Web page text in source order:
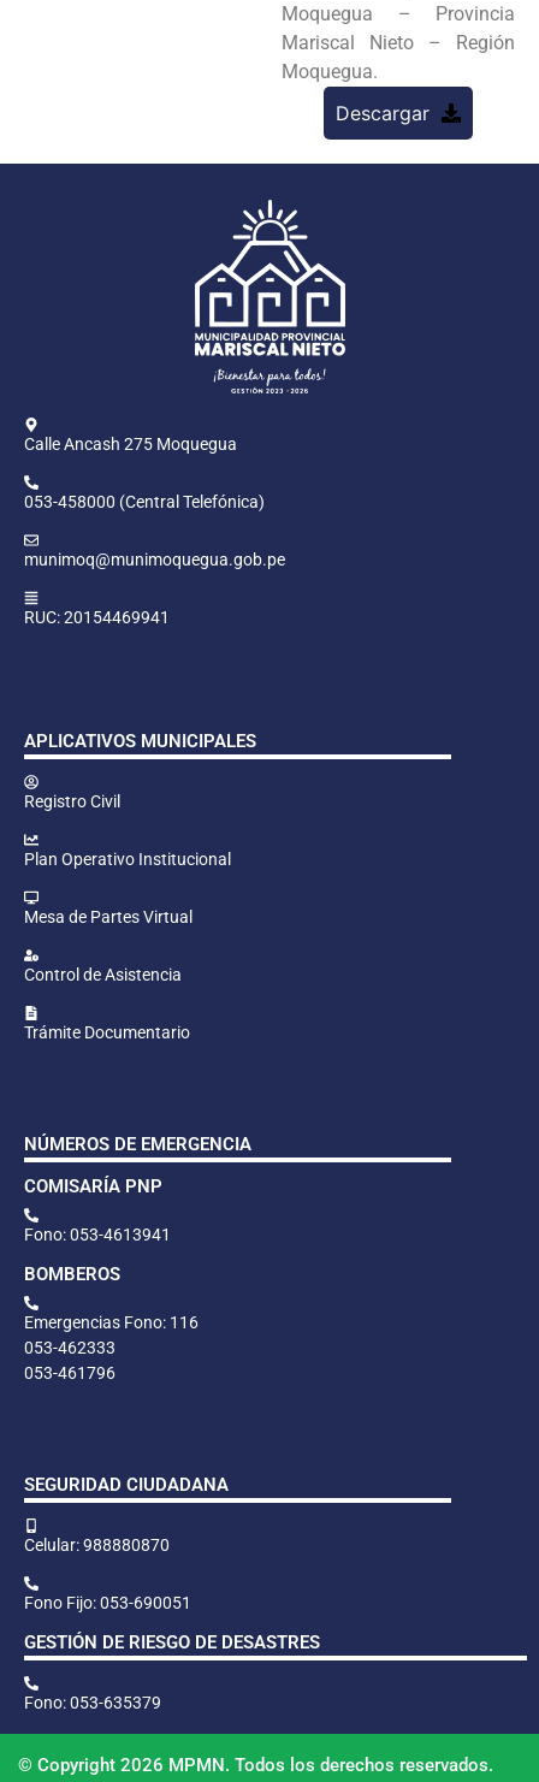
Moquegua – Provincia
Mariscal Nieto – Región
Moquegua.
Descargar
Calle Ancash 275 Moquegua
053-458000 (Central Telefónica)
munimoq@munimoquegua.gob.pe
RUC: 20154469941
APLICATIVOS MUNICIPALES
Registro Civil
Plan Operativo Institucional
Mesa de Partes Virtual
Control de Asistencia
Trámite Documentario
NÚMEROS DE EMERGENCIA
COMISARÍA PNP
Fono: 053-4613941
BOMBEROS
Emergencias Fono: 116
053-462333
053-461796
SEGURIDAD CIUDADANA
Celular: 988880870
Fono Fijo: 053-690051
GESTIÓN DE RIESGO DE DESASTRES
Fono: 053-635379
© Copyright 2026 MPMN. Todos los derechos reservados.